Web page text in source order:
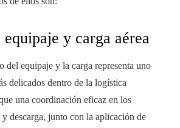
equipaje y carga aérea
del equipaje y la carga representa uno
delicados dentro de la logística
una coordinación eficaz en los
y descarga, junto con la aplicación de